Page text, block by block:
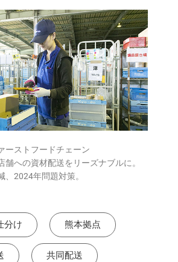
ーストフードチェーン
舗への資材配送をリーズナブルに。
、2024年問題対策。
分け 熊本拠点
共同配送